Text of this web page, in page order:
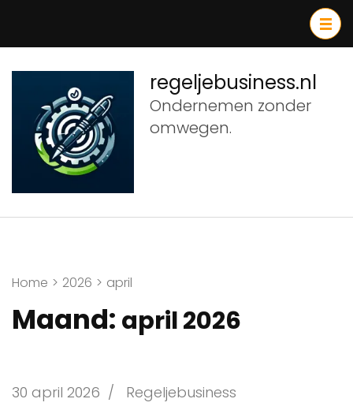
inhoud
(druk
Enter)
regeljebusiness.nl
Ondernemen zonder
omwegen.
Home > 2026 > april
Maand: april 2026
30 april 2026 / Regeljebusiness